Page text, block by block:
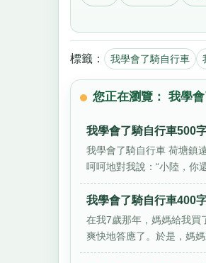
標籤： 我學會了騎自行車
您正在瀏覽： 我學
我學會了騎自行車500
我學會了騎自行車 荷塘鎮
呵呵地對我說：“小陸，你
我學會了騎自行車400
在我7歲那年，媽媽給我買
爽快地答應了。於是，媽